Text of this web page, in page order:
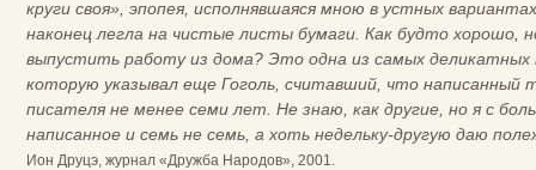
круги своя», эпопея, исполнявшаяся мною в устных
наконец легла на чистые листы бумаги. Как будто хорошо,
выпустить работу из дома? Это одна из самых деликатных
которую указывал еще Гоголь, считавший, что написанный
писателя не менее семи лет. Не знаю, как другие, но я с
написанное и семь не семь, а хоть недельку-другую даю
Ион Друцэ, журнал «Дружба Народов», 2001.